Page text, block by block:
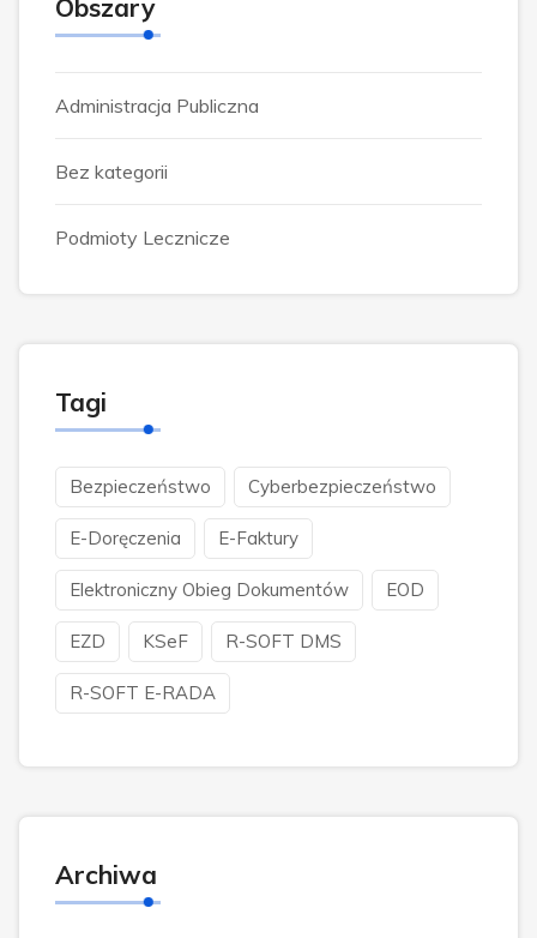
Obszary
Administracja Publiczna
Bez kategorii
Podmioty Lecznicze
Tagi
Bezpieczeństwo Cyberbezpieczeństwo
E-Doręczenia E-Faktury
Elektroniczny Obieg Dokumentów EOD
EZD KSeF R-SOFT DMS
R-SOFT E-RADA
Archiwa